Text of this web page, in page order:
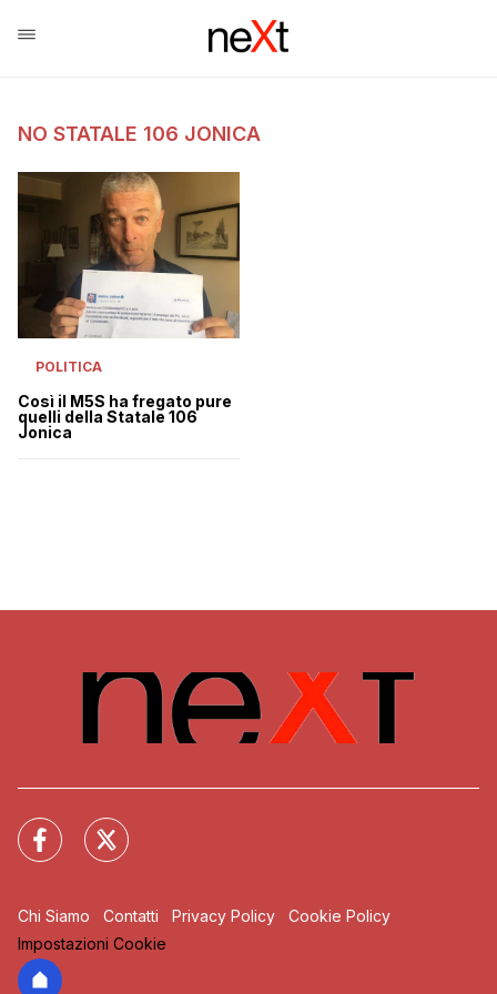
NO STATALE 106 JONICA
POLITICA
Così il M5S ha fregato pure
quelli della Statale 106
Jonica
Chi Siamo Contatti Privacy Policy
Cookie Policy
Impostazioni Cookie